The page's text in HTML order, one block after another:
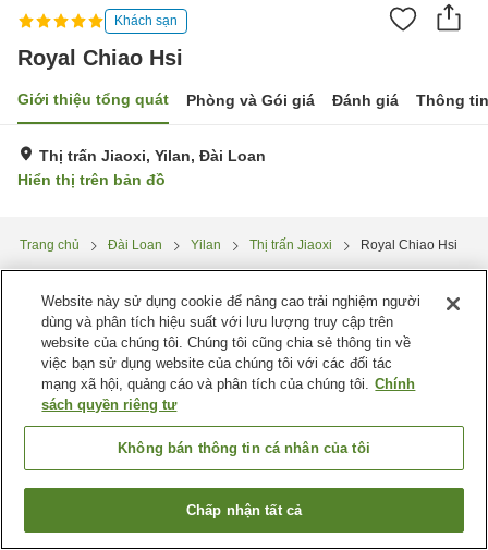
Khách sạn
Royal Chiao Hsi
Giới thiệu tổng quát Phòng và Gói giá Đánh giá Thông
Thị trấn Jiaoxi, Yilan, Đài Loan
Hiển thị trên bản đồ
Trang chủ Đài Loan Yilan Thị trấn Jiaoxi Royal Chiao Hsi
Tìm phòng trống
Website này sử dụng cookie để nâng cao trải nghiệm người
dùng và phân tích hiệu suất với lưu lượng truy cập trên
website của chúng tôi. Chúng tôi cũng chia sẻ thông tin về
việc bạn sử dụng website của chúng tôi với các đối tác
mạng xã hội, quảng cáo và phân tích của chúng tôi. Chính
sách quyền riêng tư
Không bán thông tin cá nhân của tôi
Chấp nhận tất cả